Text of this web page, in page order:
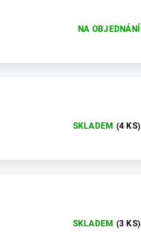
NA OBJEDNÁNÍ
SKLADEM (4 KS)
SKLADEM (3 KS)